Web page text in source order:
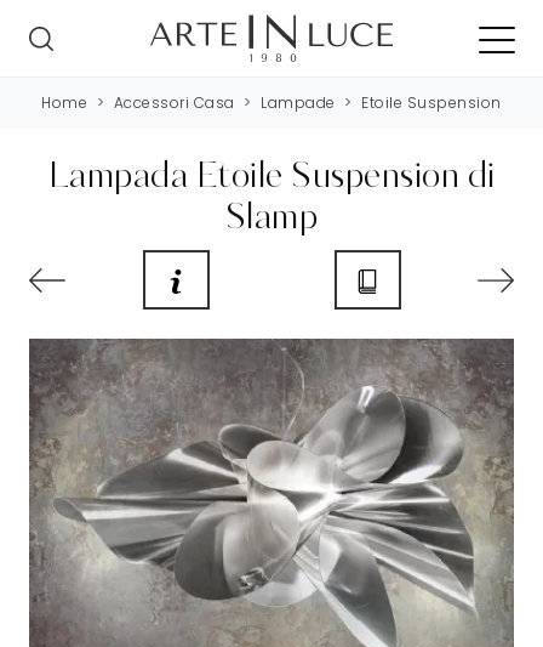
Home > Accessori Casa > Lampade > Etoile Suspension
Lampada Etoile Suspension di
Slamp